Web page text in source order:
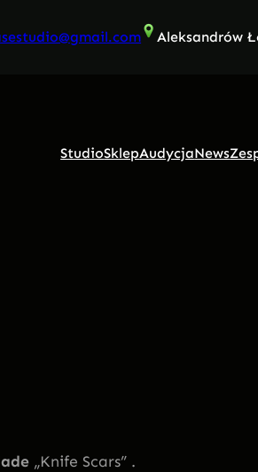
Aleksandrów
StudioSklepAudycjaNews
„Knife Scars” .